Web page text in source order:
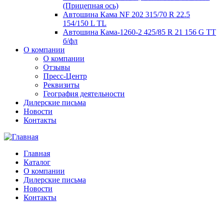
(Прицепная ось)
Автошина Кама NF 202 315/70 R 22.5
154/150 L TL
Автошина Кама-1260-2 425/85 R 21 156 G TT
б/фл
О компании
О компании
Отзывы
Пресс-Центр
Реквизиты
География деятельности
Дилерские письма
Новости
Контакты
Главная
Каталог
О компании
Дилерские письма
Новости
Контакты